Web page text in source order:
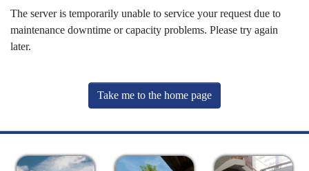
The server is temporarily unable to service your request due to
maintenance downtime or capacity problems. Please try again
later.
Take me to the home page